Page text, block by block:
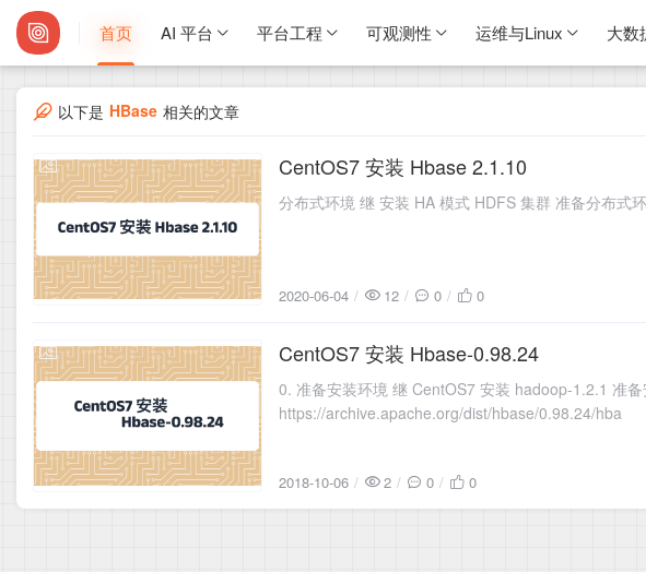
首页 AI 平台 平台工程 可观测性 运维与Linux 大数
以下是 HBase 相关的文章
2020-06-04
CentOS7 安装 Hbase 2.1.10
分布式环境 继 安装 HA 模式 HDFS 集群 准备分布
2020-06-04 12 0 0
2018-10-06
CentOS7 安装 Hbase-0.98.24
0. 准备安装环境 继 CentOS7 安装 hadoop-1.2.1 准
https://archive.apache.org/dist/hbase/0.98.24/hba
2018-10-06 2 0 0